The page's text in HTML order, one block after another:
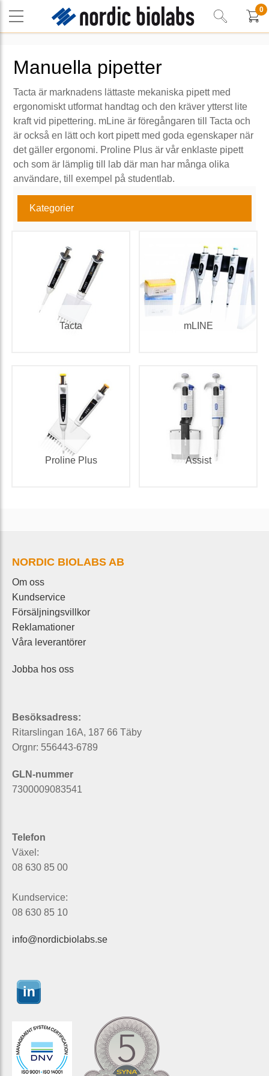
0
Manuella pipetter
Tacta är marknadens lättaste mekaniska pipett med
ergonomiskt utformat handtag och den kräver ytterst lite
kraft vid pipettering. mLine är föregångaren till Tacta och
är också en lätt och kort pipett med goda egenskaper när
det gäller ergonomi. Proline Plus är vår enklaste pipett
och som är lämplig till lab där man har många olika
användare, till exempel på studentlab.
Kategorier
Tacta mLINE
Proline Plus Assist
NORDIC BIOLABS AB
Om oss
Kundservice
Försäljningsvillkor
Reklamationer
Våra leverantörer
Jobba hos oss
Besöksadress:
Ritarslingan 16A, 187 66 Täby
Orgnr: 556443-6789
GLN-nummer
7300009083541
Telefon
Växel:
08 630 85 00
Kundservice:
08 630 85 10
info@nordicbiolabs.se